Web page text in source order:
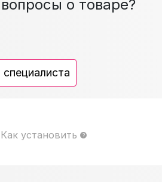
о товаре?
специалиста
Как установить